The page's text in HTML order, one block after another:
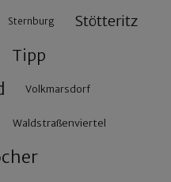
Sternburg Stötteritz
Tipp
Volkmarsdorf
Waldstraßenviertel